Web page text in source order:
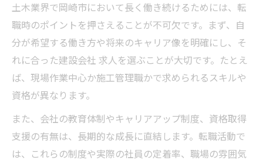
土木業界で岡崎市において長く働き続けるためには、転
職時のポイントを押さえることが不可欠です。まず、自
分が希望する働き方や将来のキャリア像を明確にし、そ
れに合った建設会社 求人を選ぶことが大切です。たとえ
ば、現場作業中心か施工管理職かで求められるスキルや
資格が異なります。
また、会社の教育体制やキャリアアップ制度、資格取得
支援の有無は、長期的な成長に直結します。転職活動で
は、これらの制度や実際の社員の定着率、職場の雰囲気